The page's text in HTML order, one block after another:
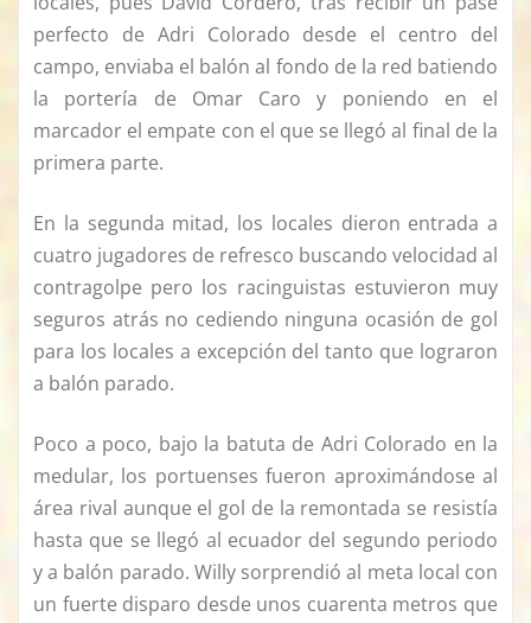
perfecto de Adri Colorado desde el centro del
campo, enviaba el balón al fondo de la red batiendo
la portería de Omar Caro y poniendo en el
marcador el empate con el que se llegó al final de la
primera parte.
En la segunda mitad, los locales dieron entrada a
cuatro jugadores de refresco buscando velocidad al
contragolpe pero los racinguistas estuvieron muy
seguros atrás no cediendo ninguna ocasión de gol
para los locales a excepción del tanto que lograron
a balón parado.
Poco a poco, bajo la batuta de Adri Colorado en la
medular, los portuenses fueron aproximándose al
área rival aunque el gol de la remontada se resistía
hasta que se llegó al ecuador del segundo periodo
y a balón parado. Willy sorprendió al meta local con
un fuerte disparo desde unos cuarenta metros que